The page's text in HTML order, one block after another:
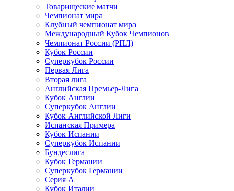
Товарищеские матчи
Чемпионат мира
Клубный чемпионат мира
Международный Кубок Чемпионов
Чемпионат России (РПЛ)
Кубок России
Суперкубок России
Первая Лига
Вторая лига
Английская Премьер-Лига
Кубок Англии
Суперкубок Англии
Кубок Английской Лиги
Испанская Примера
Кубок Испании
Суперкубок Испании
Бундеслига
Кубок Германии
Суперкубок Германии
Серия А
Кубок Италии